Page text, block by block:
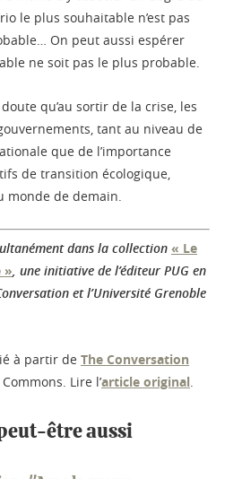
le plus souhaitable n’est pas
On peut aussi espérer
ne soit pas le plus probable.
qu’au sortir de la crise, les
tant au niveau de
que de l’importance
de transition écologique,
monde de demain.
dans la collection « Le
», une initiative de l’éditeur PUG en
et l’Université Grenoble
à partir de The Conversation
Lire l’article original.
être aussi